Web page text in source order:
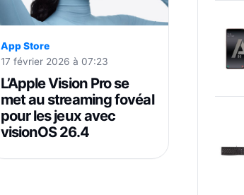
App Store
17 février 2026 à 07:23
L’Apple Vision Pro se
met au streaming fovéal
pour les jeux avec
visionOS 26.4